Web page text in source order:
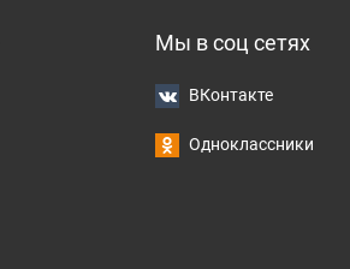
Мы в соц сетях
ВКонтакте
Одноклассники